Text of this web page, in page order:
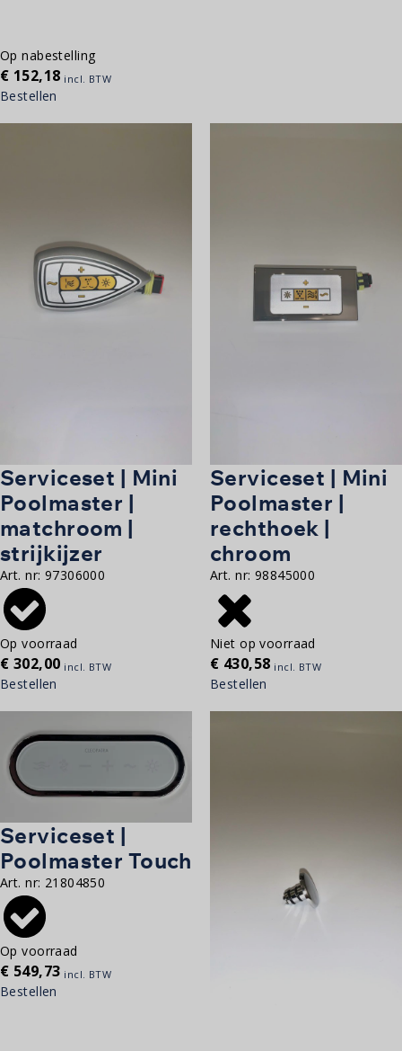
Op nabestelling
€ 152,18 incl. BTW
Bestellen
Serviceset | Mini
Poolmaster |
matchroom |
strijkijzer
Art. nr: 97306000
Op voorraad
€ 302,00 incl. BTW
Bestellen
Serviceset | Mini
Poolmaster |
rechthoek |
chroom
Art. nr: 98845000
Niet op voorraad
€ 430,58 incl. BTW
Bestellen
Serviceset |
Poolmaster Touch
Art. nr: 21804850
Op voorraad
€ 549,73 incl. BTW
Bestellen